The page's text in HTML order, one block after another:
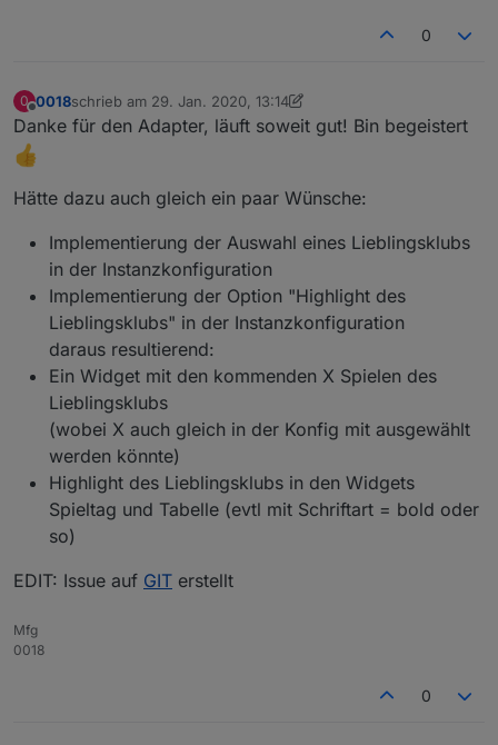
0
0
Offline
0018schrieb am 29. Jan. 2020, 13:14
zuletzt editiert von 0018
Danke für den Adapter, läuft soweit gut! Bin begeistert
Hätte dazu auch gleich ein paar Wünsche:
Implementierung der Auswahl eines Lieblingsklubs
in der Instanzkonfiguration
Implementierung der Option "Highlight des
Lieblingsklubs" in der Instanzkonfiguration
daraus resultierend:
Ein Widget mit den kommenden X Spielen des
Lieblingsklubs
(wobei X auch gleich in der Konfig mit ausgewählt
werden könnte)
Highlight des Lieblingsklubs in den Widgets
Spieltag und Tabelle (evtl mit Schriftart = bold oder
so)
EDIT: Issue auf GIT erstellt
Mfg
0018
0